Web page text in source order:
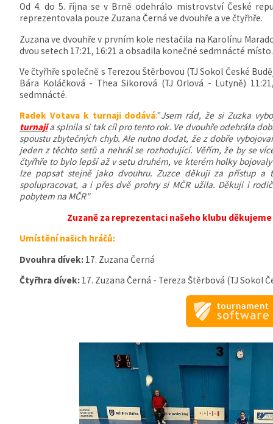
Od 4. do 5. října se v Brně odehrálo mistrovství České
reprezentovala pouze Zuzana Černá ve dvouhře a ve čtyřhře.
Zuzana ve dvouhře v prvním kole nestačila na Karolínu
dvou setech 17:21, 16:21 a obsadila konečné sedmnácté
Ve čtyřhře společně s Terezou Štěrbovou (TJ Sokol České
Bára Koláčková - Thea Sikorová (TJ Orlová - Lutyně)
sedmnácté.
Radek Votava k turnaji dodává:"Jsem rád, že si Zuzka
turnajia splnila si tak cíl pro tento rok. Ve dvouhře odehrála
spoustu zbytečných chyb. Ale nutno dodat, že z dobře
jeden z těchto setů a nehrál se rozhodující. Věřím, že by se
čtyřhře to bylo lepší až v setu druhém, ve kterém holky
lze popsat stejně jako dvouhru. Zuzce děkuji za přístup
spolupracovat, a i přes dvě prohry si MČR užila. Děkuji i
pobytem na MČR"
Zuzaně za reprezentaci našeho klubu
Umístění našich hráčů:
Dvouhra dívek: 17. Zuzana Černá
Čtyřhra dívek: 17. Zuzana Černá - Tereza Štěrbová (TJ Sokol